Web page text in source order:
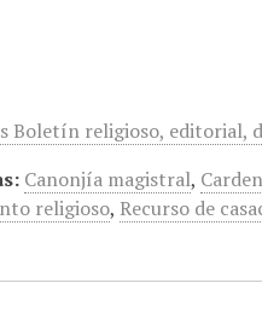
Boletín religioso, editorial,
Canonjía magistral,
religioso, Recurso de